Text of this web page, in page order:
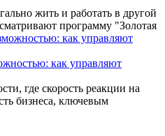
жить и работать в другой
программу "Золотая
как управляют
где скорость реакции на
бизнеса, ключевым